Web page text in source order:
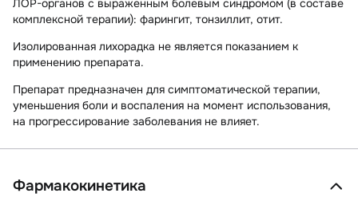
ЛОР-органов с выраженным болевым синдромом (в составе
комплексной терапии): фарингит, тонзиллит, отит.
Изолированная лихорадка не является показанием к
применению препарата.
Препарат предназначен для симптоматической терапии,
уменьшения боли и воспаления на момент использования,
на прогрессирование заболевания не влияет.
Фармакокинетика